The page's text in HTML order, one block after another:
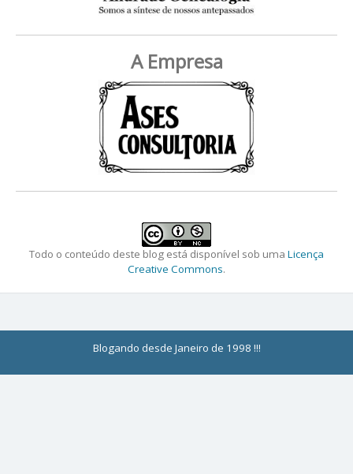
A Empresa
Todo o conteúdo deste blog está disponível sob uma Licença
Creative Commons.
Blogando desde Janeiro de 1998 !!!